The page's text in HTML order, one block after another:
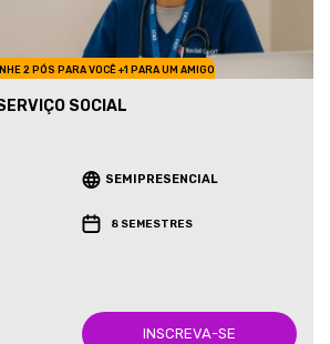
2 PÓS PARA VOCÊ +1 PARA UM AMIGO
SOCIAL
SEMIPRESENCIAL
8 SEMESTRES
INSCREVA-SE